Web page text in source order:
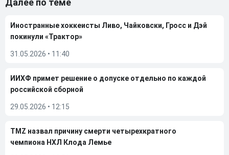
Далее по теме
Иностранные хоккеисты Ливо, Чайковски, Гросс и Дэй
покинули «Трактор»
31.05.2026 • 11:40
ИИХФ примет решение о допуске отдельно по каждой
российской сборной
29.05.2026 • 12:15
TMZ назвал причину смерти четырехкратного
чемпиона НХЛ Клода Лемье